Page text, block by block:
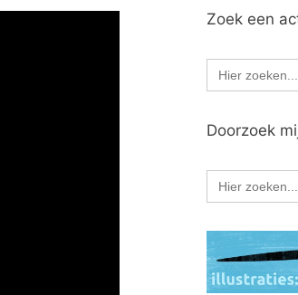
Zoek een
Zoek
naar:
Doorzoek
Zoek
naar: